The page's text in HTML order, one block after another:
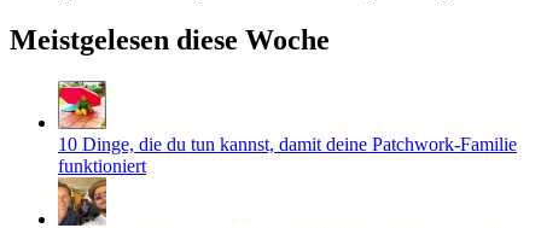
Meistgelesen diese Woche
10 Dinge, die du tun kannst, damit deine Patchwork-Familie
funktioniert